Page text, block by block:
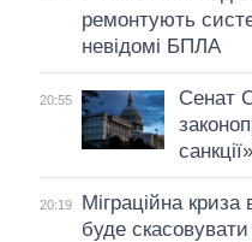
ремонтують
невідомі БПЛА
20:55
Сенат
20:19
Міграційна криза
буде